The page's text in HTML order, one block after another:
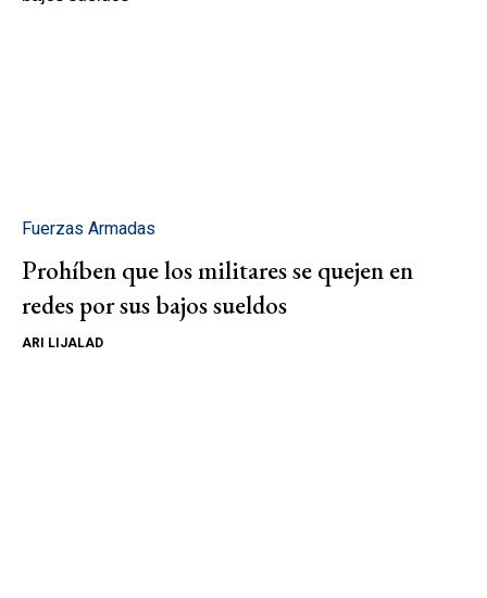
Fuerzas Armadas
Prohíben que los militares se quejen en
redes por sus bajos sueldos
ARI LIJALAD